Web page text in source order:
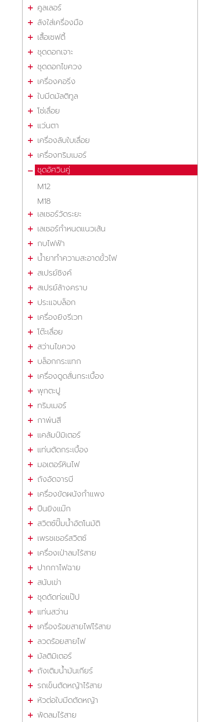
คูลเลอร์
ลังใส่เครื่องมือ
เสื้อเซฟตี้
ชุดดอกเจาะ
ชุดดอกไขควง
เครื่องคอริ่ง
ใบมีดมัลติทูล
โซ่เลื่อย
แว่นตา
เครื่องลับใบเลื่อย
เครื่องทริมเมอร์
ชุดอัศวินคู่
M12
M18
เลเซอร์วัดระยะ
เลเซอร์กำหนดแนวเส้น
กบไฟฟ้า
น้ำยาทำความสะอาดขั้วไฟ
สเปรย์ซิงค์
สเปรย์ล้างคราบ
ประแจบล็อก
เครื่องยิงรีเวท
โต๊ะเลื่อย
สว่านไขควง
บล็อกกระแทก
เครื่องดูดสั่นกระเบื้อง
พุกตะปู
ทริมเมอร์
กาพ่นสี
แคล้มป์มิเตอร์
แท่นตัดกระเบื้อง
มอเตอร์หินไฟ
ถังอัดจารบี
เครื่องขัดผนังกำแพง
ปืนยิงแม๊ก
สวิตซ์ปั๊มน้ำอัตโนมัติ
เพรชเชอร์สวิตซ์
เครื่องเป่าลมไร้สาย
ปากกาไฟฉาย
สนับเข่า
ชุดดัดท่อแป๊ป
แท่นสว่าน
เครื่องร้อยสายไฟไร้สาย
ลวดร้อยสายไฟ
มัลติมิเตอร์
ถังเติมน้ำมันเกียร์
รถเข็นตัดหญ้าไร้สาย
หัวต่อใบมีดตัดหญ้า
พัดลมไร้สาย